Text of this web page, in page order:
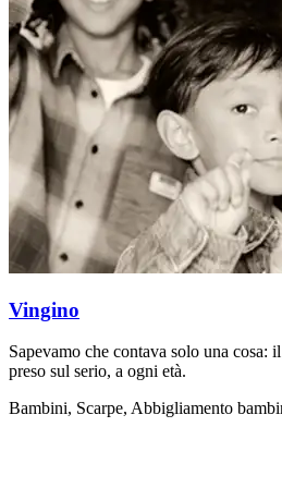
Vingino
Sapevamo che contava solo una cosa:
preso sul serio, a ogni età.
Bambini, Scarpe, Abbigliamento